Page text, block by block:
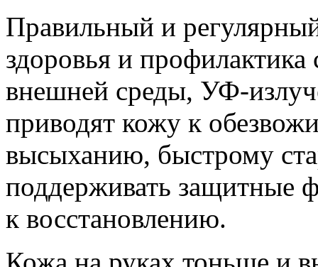
Правильный и
здоровья и профилактика
внешней среды, УФ-
приводят кожу к
высыханию, быстрому
поддерживать защитные
к восстановлению.